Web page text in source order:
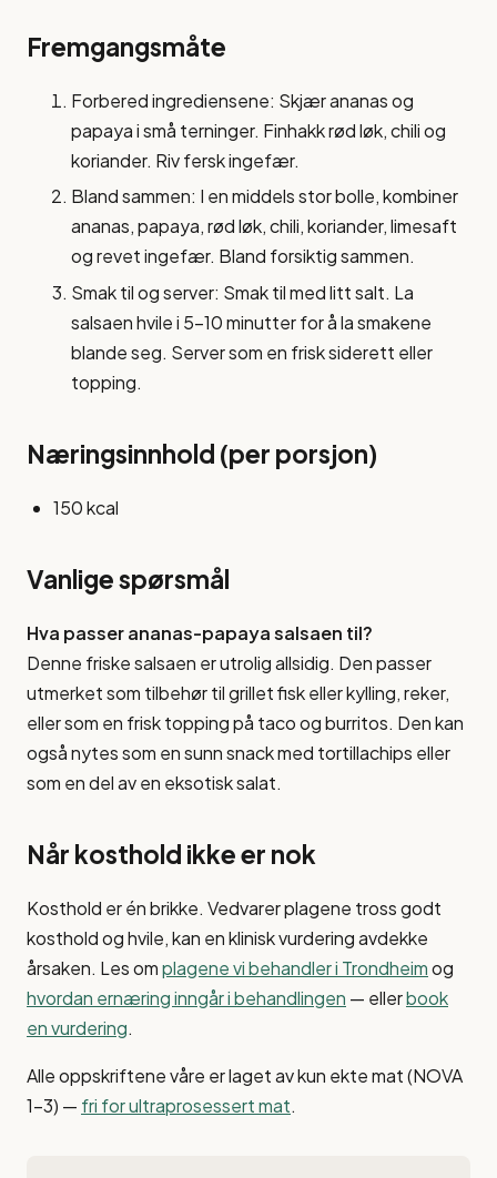
Fremgangsmåte
Forbered ingrediensene: Skjær ananas og
papaya i små terninger. Finhakk rød løk, chili og
koriander. Riv fersk ingefær.
Bland sammen: I en middels stor bolle, kombiner
ananas, papaya, rød løk, chili, koriander, limesaft
og revet ingefær. Bland forsiktig sammen.
Smak til og server: Smak til med litt salt. La
salsaen hvile i 5-10 minutter for å la smakene
blande seg. Server som en frisk siderett eller
topping.
Næringsinnhold (per porsjon)
150 kcal
Vanlige spørsmål
Hva passer ananas-papaya salsaen til?
Denne friske salsaen er utrolig allsidig. Den passer
utmerket som tilbehør til grillet fisk eller kylling, reker,
eller som en frisk topping på taco og burritos. Den kan
også nytes som en sunn snack med tortillachips eller
som en del av en eksotisk salat.
Når kosthold ikke er nok
Kosthold er én brikke. Vedvarer plagene tross godt
kosthold og hvile, kan en klinisk vurdering avdekke
årsaken. Les omplagene vi behandler i Trondheimog
hvordan ernæring inngår i behandlingen — ellerbook
en vurdering.
Alle oppskriftene våre er laget av kun ekte mat (NOVA
1–3) — fri for ultraprosessert mat.